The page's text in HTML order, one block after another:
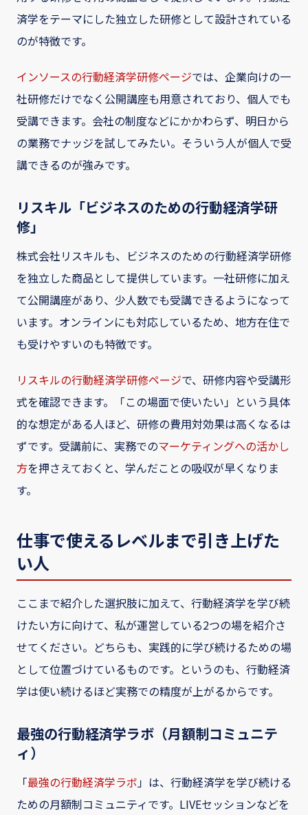
済学をテーマにした独立した研修として設計されている
のが特徴です。
インソースの行動経済学研修ページでは、企業向けの一
社研修だけでなく公開講座も用意されており、個人でも
受講できます。会社の制度などにかかわらず、明日から
の業務でナッジを試してみたい。そういう人が個人で受
講できるのが強みです。
リスキル「ビジネスのための行動経済学研
修」
株式会社リスキルも、ビジネスのための行動経済学研修
を独立した商品として提供しています。一社研修に加え
て公開講座があり、少人数でも受講できるようになって
います。オンラインにも対応しているため、地方在住で
も受けやすいのも特徴です。
リスキルの行動経済学研修ページで、研修内容や受講形
式を確認できます。「この場面で使いたい」という具体
的な想定がある人ほど、研修の費用対効果は高くなるは
ずです。受講前に、実務でのマーケティングへの活かし
方を押さえておくと、学んだことの吸収が早くなりま
す。
仕事で使えるレベルまで引き上げた
い人
ここまで紹介した選択肢に加えて、行動経済学を学び続
けたい方に向けて、私が運営している2つの場を紹介さ
せてください。どちらも、実践的に学び続けるための場
として位置づけているものです。というのも、行動経済
学は使い続けるほど実務での精度が上がるからです。
最強の行動経済学ラボ（月額制コミュニテ
ィ）
「最強の行動経済学ラボ」は、行動経済学を学び続ける
ための月額制コミュニティです。LIVEセッションなどを